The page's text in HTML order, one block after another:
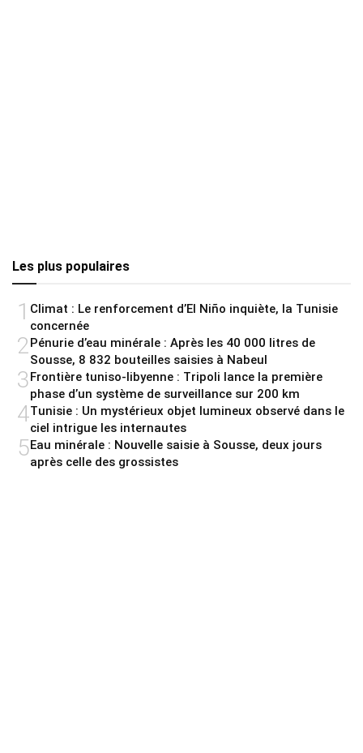
Les plus populaires
1 Climat : Le renforcement d’El Niño inquiète, la Tunisie
concernée
2 Pénurie d’eau minérale : Après les 40 000 litres de
Sousse, 8 832 bouteilles saisies à Nabeul
3 Frontière tuniso-libyenne : Tripoli lance la première
phase d’un système de surveillance sur 200 km
4Tunisie : Un mystérieux objet lumineux observé dans le
ciel intrigue les internautes
5Eau minérale : Nouvelle saisie à Sousse, deux jours
après celle des grossistes